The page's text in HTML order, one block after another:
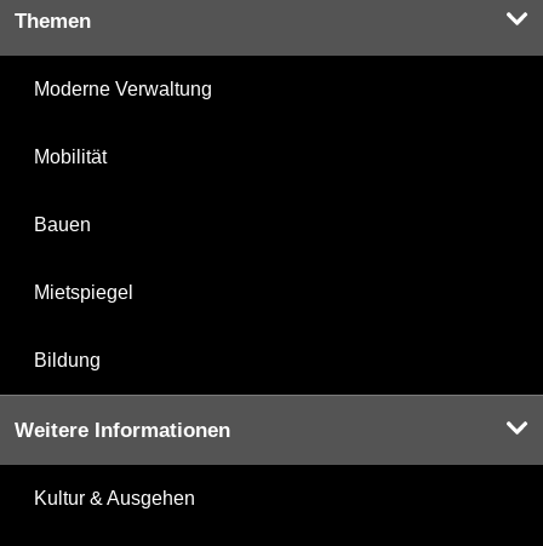
Themen
Moderne Verwaltung
Mobilität
Bauen
Mietspiegel
Bildung
Weitere Informationen
Kultur & Ausgehen